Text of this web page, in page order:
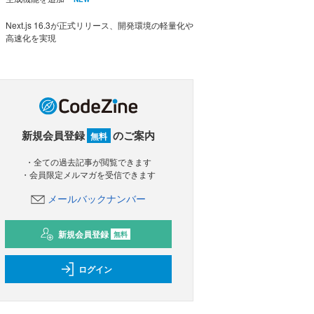
Next.js 16.3が正式リリース、開発環境の軽量化や
高速化を実現
新規会員登録 無料 のご案内
・全ての過去記事が閲覧できます
・会員限定メルマガを受信できます
メールバックナンバー
新規会員登録 無料
ログイン